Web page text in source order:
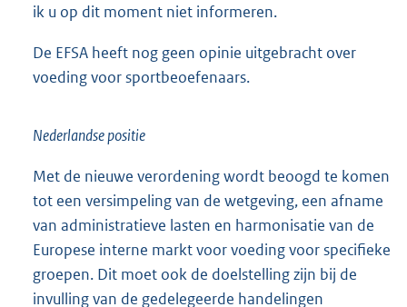
ik u op dit moment niet informeren.
De EFSA heeft nog geen opinie uitgebracht over
voeding voor sportbeoefenaars.
Nederlandse positie
Met de nieuwe verordening wordt beoogd te komen
tot een versimpeling van de wetgeving, een afname
van administratieve lasten en harmonisatie van de
Europese interne markt voor voeding voor specifieke
groepen. Dit moet ook de doelstelling zijn bij de
invulling van de gedelegeerde handelingen